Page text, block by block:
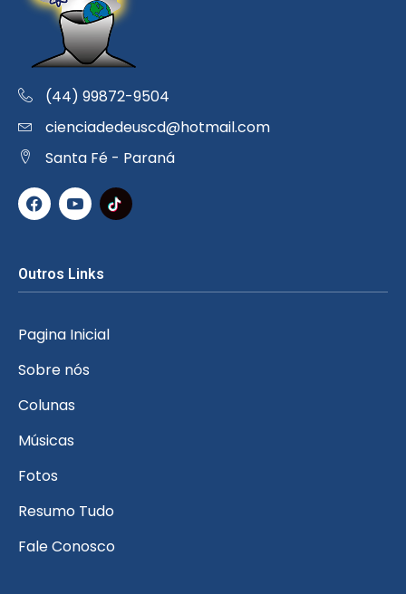
(44) 99872-9504
cienciadedeuscd@hotmail.com
Santa Fé - Paraná
Outros Links
Pagina Inicial
Sobre nós
Colunas
Músicas
Fotos
Resumo Tudo
Fale Conosco